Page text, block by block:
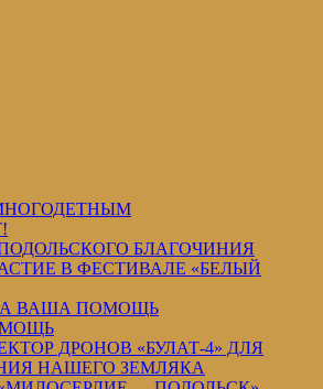
БЛАГОЧИНИЯ
В ФЕСТИВАЛЕ «БЕЛЫЙ
ВАША ПОМОЩЬ
ДРОНОВ «БУЛАТ-4» ДЛЯ
НАШЕГО ЗЕМЛЯКА